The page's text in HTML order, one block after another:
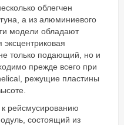
облегчен
а из алюминиевого
модели обладают
только подающий, но и
прежде всего при
режущие пластины
рейсмусированию
состоящий из